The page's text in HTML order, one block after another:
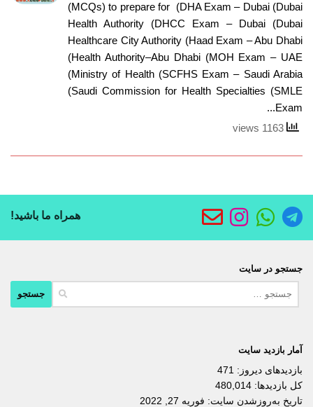
(MCQs) to prepare for (DHA Exam – Dubai (Dubai
Health Authority (DHCC Exam – Dubai (Dubai
Healthcare City Authority (Haad Exam – Abu Dhabi
(Health Authority–Abu Dhabi (MOH Exam – UAE
(Ministry of Health (SCFHS Exam – Saudi Arabia
(Saudi Commission for Health Specialties (SMLE
Exam...
همراه ما باشید!
جستجو در سایت
آمار بازدید سایت
بازدیدهای دیروز: 471
کل بازدیدها: 480,014
تاریخ به‌روزشدن سایت: فوریه 27, 2022